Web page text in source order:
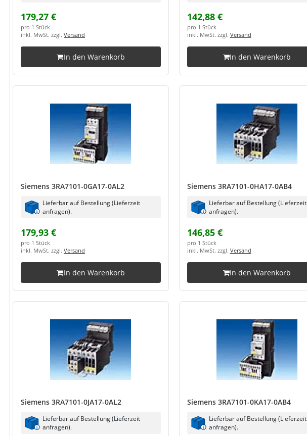
179,27 €
pro 1 Stück
inkl. MwSt. zzgl. Versand
In den Warenkorb
142,88 €
pro 1 Stück
inkl. MwSt. zzgl. Versand
In den Warenkorb
Siemens 3RA7101-0GA17-0AL2
Lieferbar auf Bestellung (Lieferzeit
anfragen).
179,93 €
pro 1 Stück
inkl. MwSt. zzgl. Versand
In den Warenkorb
Siemens 3RA7101-0HA17-0AB4
Lieferbar auf Bestellung (Lieferzeit
anfragen).
146,85 €
pro 1 Stück
inkl. MwSt. zzgl. Versand
In den Warenkorb
Siemens 3RA7101-0JA17-0AL2
Lieferbar auf Bestellung (Lieferzeit
anfragen).
Siemens 3RA7101-0KA17-0AB4
Lieferbar auf Bestellung (Lieferzeit
anfragen).